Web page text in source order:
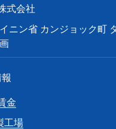
式会社
ニン省 カンジョック町
金
工場